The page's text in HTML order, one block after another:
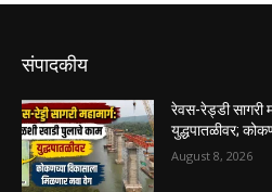
संपादकीय
रेवस-रेड्डी सागरी
युद्धपातळीवर;
August 8, 2026